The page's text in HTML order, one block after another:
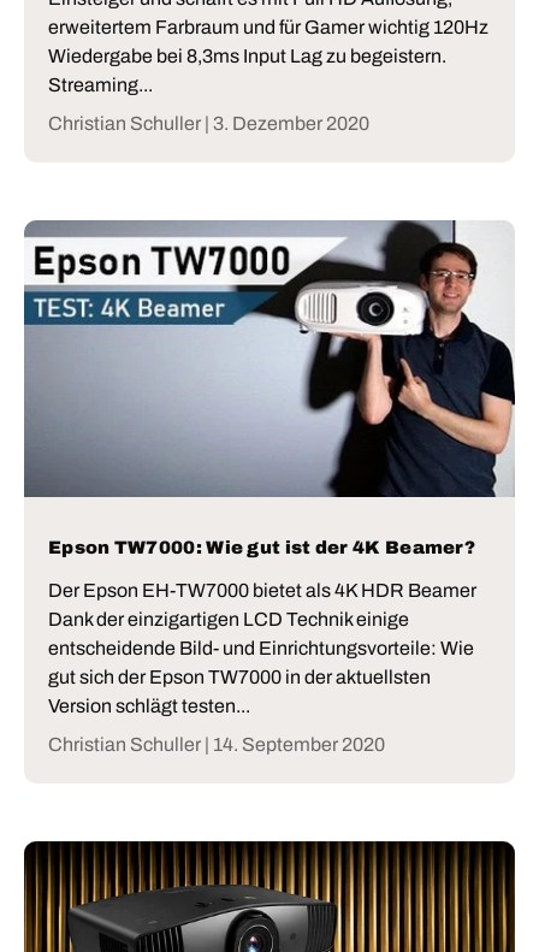
erweitertem Farbraum und für Gamer wichtig 120Hz
Wiedergabe bei 8,3ms Input Lag zu begeistern.
Streaming...
Christian Schuller | 3. Dezember 2020
Epson TW7000: Wie gut ist der 4K Beamer?
Der Epson EH-TW7000 bietet als 4K HDR Beamer
Dank der einzigartigen LCD Technik einige
entscheidende Bild- und Einrichtungsvorteile: Wie
gut sich der Epson TW7000 in der aktuellsten
Version schlägt testen...
Christian Schuller | 14. September 2020